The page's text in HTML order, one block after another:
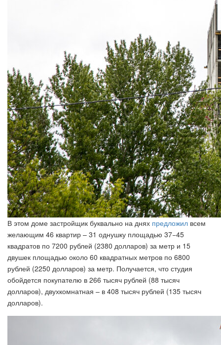
В этом доме застройщик буквально на днях предложил всем
желающим 46 квартир – 31 однушку площадью 37−45
квадратов по 7200 рублей (2380 долларов) за метр и 15
двушек площадью около 60 квадратных метров по 6800
рублей (2250 долларов) за метр. Получается, что студия
обойдется покупателю в 266 тысяч рублей (88 тысяч
долларов), двухкомнатная – в 408 тысяч рублей (135 тысяч
долларов).